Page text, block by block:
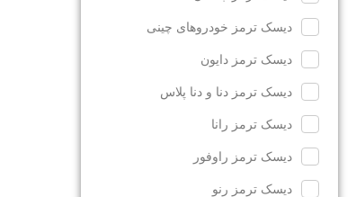
دیسک ترمز خودروهای چینی
دیسک ترمز دایون
دیسک ترمز دنا و دنا پلاس
دیسک ترمز رانا
دیسک ترمز راوفور
دیسک ترمز رنو